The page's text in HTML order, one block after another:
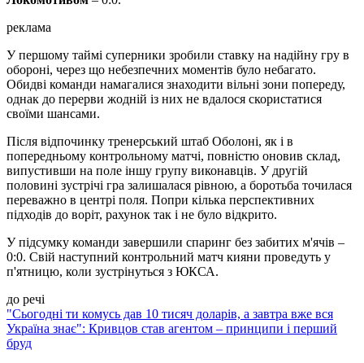
реклама
У першому таймі суперники зробили ставку на надійну гру в
обороні, через що небезпечних моментів було небагато.
Обидві команди намагалися знаходити вільні зони попереду,
однак до перерви жодній із них не вдалося скористатися
своїми шансами.
Після відпочинку тренерський штаб Оболоні, як і в
попередньому контрольному матчі, повністю оновив склад,
випустивши на поле іншу групу виконавців. У другій
половині зустрічі гра залишалася рівною, а боротьба точилася
переважно в центрі поля. Попри кілька перспективних
підходів до воріт, рахунок так і не було відкрито.
У підсумку команди завершили спаринг без забитих м'ячів –
0:0. Свій наступний контрольний матч кияни проведуть у
п'ятницю, коли зустрінуться з ЮКСА.
до речі
"Сьогодні ти комусь дав 10 тисяч доларів, а завтра вже вся
Україна знає": Кривцов став агентом – принципи і перший
бруд